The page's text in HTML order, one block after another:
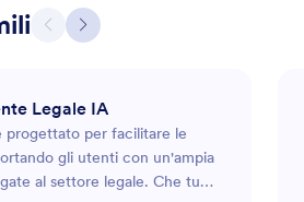
Legale IA
progettato per facilitare le
gli utenti con un'ampia
al settore legale. Che tu